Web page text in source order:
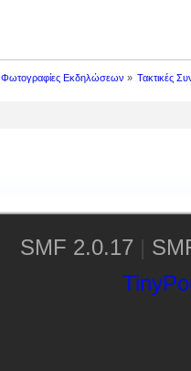
Φωτογραφίες Εκδηλώσεων » Τακτικές
SMF 2.0.17 |